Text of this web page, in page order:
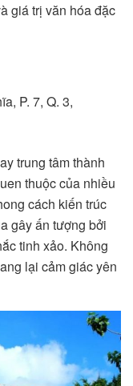
giá trị văn hóa đặc
P. 7, Q. 3,
trung tâm thành
thuộc của nhiều
cách kiến trúc
gây ấn tượng bởi
tinh xảo. Không
lại cảm giác yên